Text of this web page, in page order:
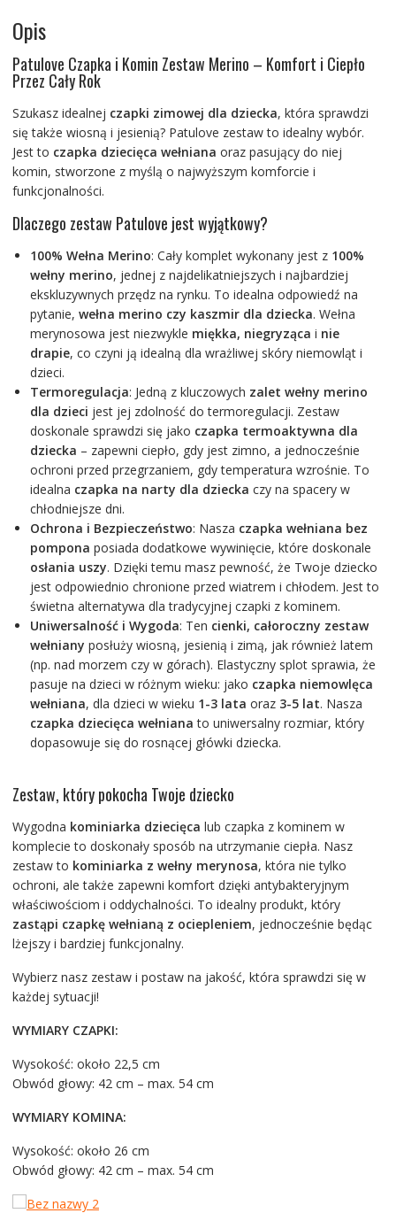
Opis
Patulove Czapka i Komin Zestaw Merino – Komfort i Ciepło
Przez Cały Rok
Szukasz idealnej czapki zimowej dla dziecka, która sprawdzi
się także wiosną i jesienią? Patulove zestaw to idealny wybór.
Jest to czapka dziecięca wełniana oraz pasujący do niej
komin, stworzone z myślą o najwyższym komforcie i
funkcjonalności.
Dlaczego zestaw Patulove jest wyjątkowy?
100% Wełna Merino: Cały komplet wykonany jest z 100%
wełny merino, jednej z najdelikatniejszych i najbardziej
ekskluzywnych przędz na rynku. To idealna odpowiedź na
pytanie, wełna merino czy kaszmir dla dziecka. Wełna
merynosowa jest niezwykle miękka, niegryząca i nie
drapie, co czyni ją idealną dla wrażliwej skóry niemowląt i
dzieci.
Termoregulacja: Jedną z kluczowych zalet wełny merino
dla dzieci jest jej zdolność do termoregulacji. Zestaw
doskonale sprawdzi się jako czapka termoaktywna dla
dziecka – zapewni ciepło, gdy jest zimno, a jednocześnie
ochroni przed przegrzaniem, gdy temperatura wzrośnie. To
idealna czapka na narty dla dziecka czy na spacery w
chłodniejsze dni.
Ochrona i Bezpieczeństwo: Nasza czapka wełniana bez
pompona posiada dodatkowe wywinięcie, które doskonale
osłania uszy. Dzięki temu masz pewność, że Twoje dziecko
jest odpowiednio chronione przed wiatrem i chłodem. Jest to
świetna alternatywa dla tradycyjnej czapki z kominem.
Uniwersalność i Wygoda: Ten cienki, całoroczny zestaw
wełniany posłuży wiosną, jesienią i zimą, jak również latem
(np. nad morzem czy w górach). Elastyczny splot sprawia, że
pasuje na dzieci w różnym wieku: jako czapka niemowlęca
wełniana, dla dzieci w wieku 1-3 lata oraz 3-5 lat. Nasza
czapka dziecięca wełniana to uniwersalny rozmiar, który
dopasowuje się do rosnącej główki dziecka.
Zestaw, który pokocha Twoje dziecko
Wygodna kominiarka dziecięca lub czapka z kominem w
komplecie to doskonały sposób na utrzymanie ciepła. Nasz
zestaw to kominiarka z wełny merynosa, która nie tylko
ochroni, ale także zapewni komfort dzięki antybakteryjnym
właściwościom i oddychalności. To idealny produkt, który
zastąpi czapkę wełnianą z ociepleniem, jednocześnie będąc
lżejszy i bardziej funkcjonalny.
Wybierz nasz zestaw i postaw na jakość, która sprawdzi się w
każdej sytuacji!
WYMIARY CZAPKI:
Wysokość: około 22,5 cm
Obwód głowy: 42 cm – max. 54 cm
WYMIARY KOMINA:
Wysokość: około 26 cm
Obwód głowy: 42 cm – max. 54 cm